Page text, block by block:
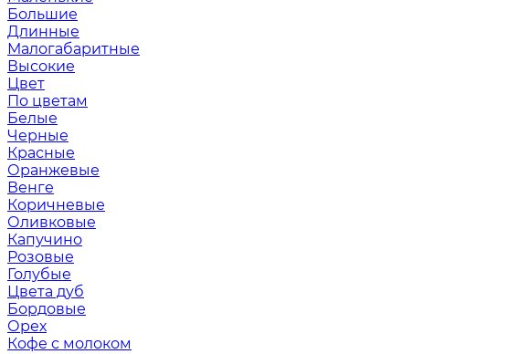
Большие
Длинные
Малогабаритные
Высокие
Цвет
По цветам
Белые
Черные
Красные
Оранжевые
Венге
Коричневые
Оливковые
Капучино
Розовые
Голубые
Цвета дуб
Бордовые
Орех
Кофе с молоком